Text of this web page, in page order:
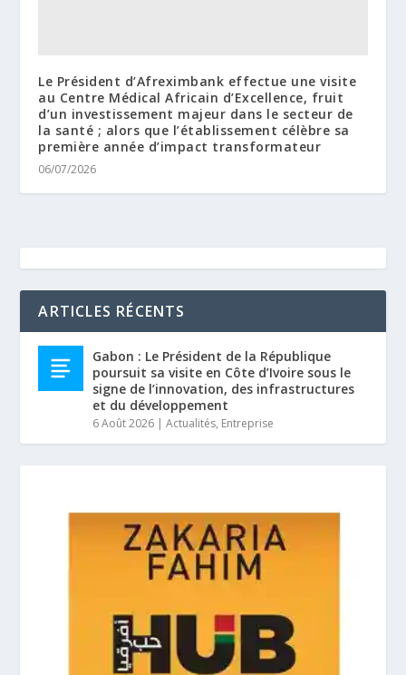
Le Président d’Afreximbank effectue une visite
au Centre Médical Africain d’Excellence, fruit
d’un investissement majeur dans le secteur de
la santé ; alors que l’établissement célèbre sa
première année d’impact transformateur
06/07/2026
ARTICLES RÉCENTS
Gabon : Le Président de la République
poursuit sa visite en Côte d’Ivoire sous le
signe de l’innovation, des infrastructures
et du développement
6 Août 2026 |Actualités, Entreprise